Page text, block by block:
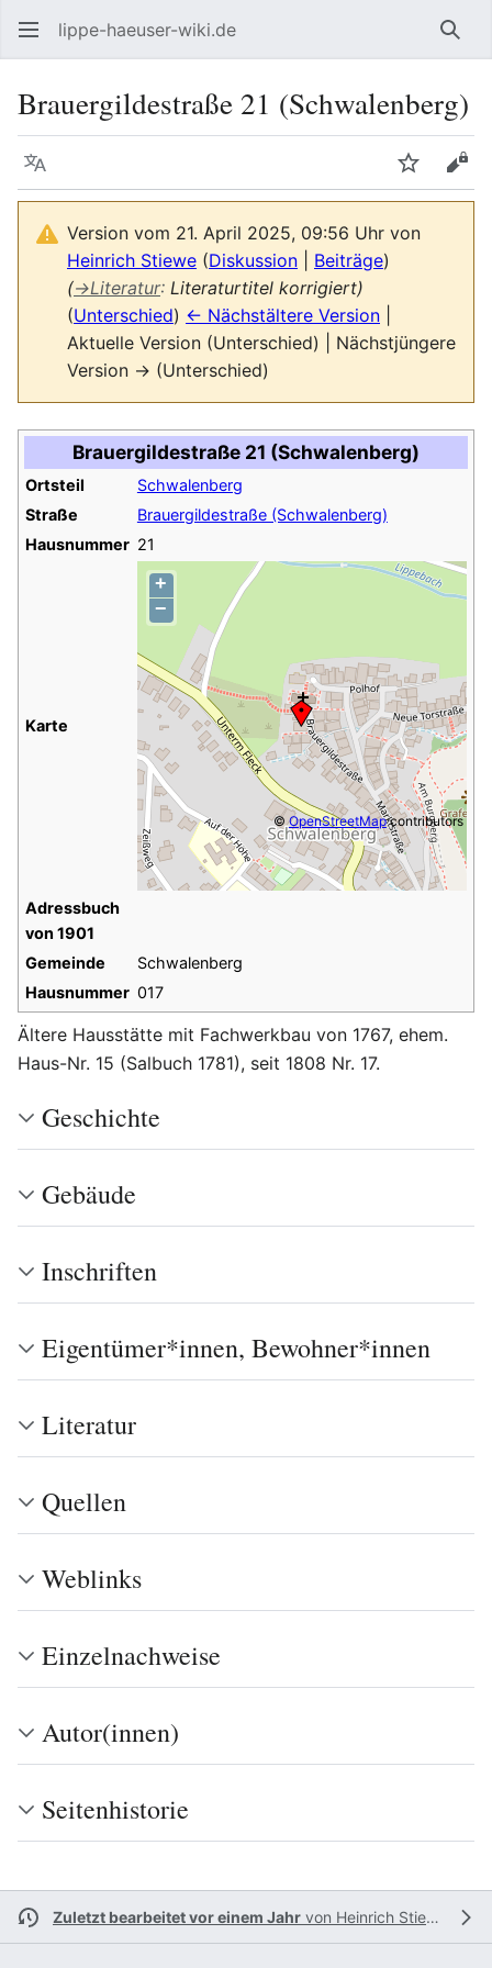
lippe-haeuser-wiki.de
Brauergildestraße 21 (Schwalenberg)
Sprache
Version vom 21. April 2025, 09:56 Uhr von
Heinrich Stiewe (Diskussion Beiträge)
(→Literatur: Literaturtitel korrigiert)
(Unterschied) ← Nächstältere Version
Aktuelle Version (Unterschied) | Nächstjüngere
Version → (Unterschied)
Brauergildestraße 21 (Schwalenberg)
Ortsteil
Schwalenberg
Straße
Brauergildestraße (Schwalenberg)
Hausnummer 21
Karte
+
−
©OpenStreetMapcontributors
Adressbuch
von 1901
Gemeinde
Schwalenberg
Hausnummer 017
Ältere Hausstätte mit Fachwerkbau von 1767, ehem.
Haus-Nr. 15 (Salbuch 1781), seit 1808 Nr. 17.
Geschichte
Gebäude
Inschriften
Eigentümer*innen, Bewohner*innen
Literatur
Quellen
Weblinks
Einzelnachweise
Autor(innen)
Seitenhistorie
Zuletzt bearbeitet vor einem Jahr von Heinrich Stiewe